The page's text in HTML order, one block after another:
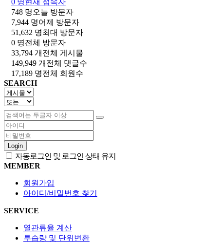
748 명 오늘 방문자
7,944 명어제 방문자
51,632 명최대 방문자
0 명전체 방문자
33,794 개 전체 게시물
149,949 개 전체 댓글수
17,189 명전체 회원수
SEARCH
Login
자동로그인 및 로그인 상태 유지
MEMBER
회원가입
아이디/비밀번호 찾기
SERVICE
열관류율 계산
투습량 및 단위변환